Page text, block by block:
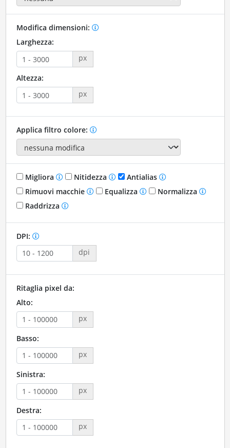
Modifica dimensioni:
Larghezza:
px
Altezza:
px
Applica filtro colore:
Migliora Nitidezza
Antialias
Rimuovi macchie
Equalizza
Normalizza
Raddrizza
DPI:
dpi
Ritaglia pixel da:
Alto:
px
Basso:
px
Sinistra:
px
Destra:
px